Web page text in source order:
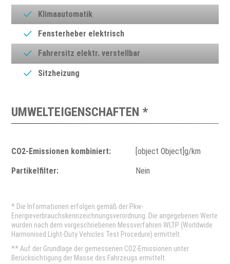
Klimaautomatik
Fensterheber elektrisch
Fahrersitz elektr. verstellbar
Sitzheizung
UMWELTEIGENSCHAFTEN *
CO2-Emissionen kombiniert: [object Object]g/km
Partikelfilter: Nein
* Die Informationen erfolgen gemäß der Pkw-
Energieverbrauchskennzeichnungsverordnung. Die angegebenen Werte
wurden nach dem vorgeschriebenen Messverfahren WLTP (Worldwide
Harmonised Light-Duty Vehicles Test Procedure) ermittelt.
** Auf der Grundlage der gemessenen CO2-Emissionen unter
Berücksichtigung der Masse des Fahrzeugs ermittelt.